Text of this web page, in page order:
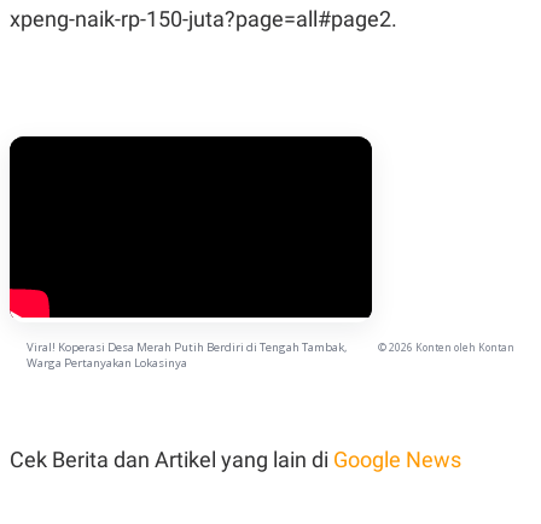
xpeng-naik-rp-150-juta?page=all#page2.
Viral! Koperasi Desa Merah Putih Berdiri di Tengah Tambak,
Warga Pertanyakan Lokasinya
© 2026 Konten oleh Kontan
Cek Berita dan Artikel yang lain di Google News